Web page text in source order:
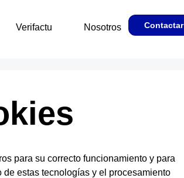
Verifactu Nosotros Contactar
para su correcto funcionamiento y para
estas tecnologías y el procesamiento